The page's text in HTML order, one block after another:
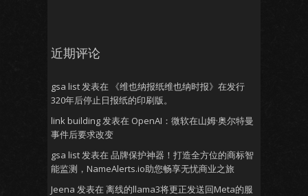
近期评论
gsa list发表在
《维也纳报纸维也纳时报》在发行
320年后停止日报纸的印刷版。
link building发表在 OpenAI：微软在山姆·奥尔特曼
事件后要求改变
gsa list发表在 品牌保护神器！打造全方位的商标智
能监测，NameAlerts.io助您畅享无忧商业之旅
Jeena 发表在 离线的llama3将更正发送回Meta的服